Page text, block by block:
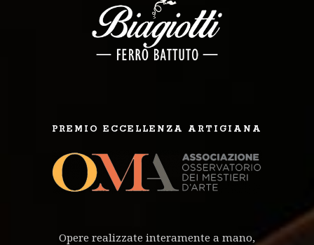
PREMIO ECCELLENZA ARTIGIANA
Opere realizzate interamente a mano,